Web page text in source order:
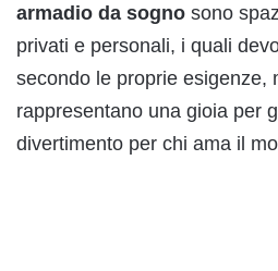
armadio da sogno sono
privati e personali, i quali
secondo le proprie esigenze,
rappresentano una gioia per
divertimento per chi ama il